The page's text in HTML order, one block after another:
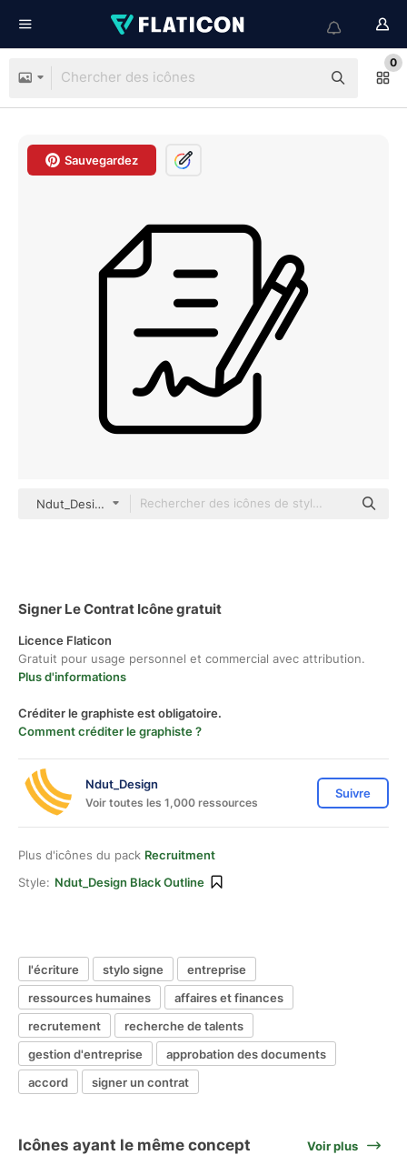
0
Sauvegardez
Ndut_Design black outline
Signer Le Contrat Icône gratuit
Licence Flaticon
Gratuit pour usage personnel et commercial avec attribution.
Plus d'informations
Créditer le graphiste est obligatoire.
Comment créditer le graphiste ?
Ndut_Design
Voir toutes les 1,000 ressources
Suivre
Plus d'icônes du pack Recruitment
Style: Ndut_Design Black Outline
l'écriture stylo signe
entreprise
ressources humaines
affaires et finances
recrutement
recherche de talents
gestion d'entreprise
approbation des documents
accord
signer un contrat
Icônes ayant le même concept Voir plus